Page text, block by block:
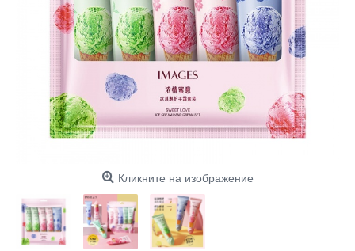
Кликните на изображение